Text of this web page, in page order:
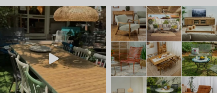
יום שישי 🔆 🌈 ניפגש אצלנו ב